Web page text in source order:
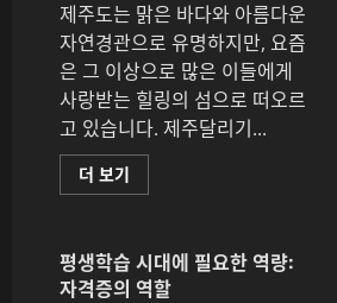
대
가
열
리
다
에
대
해
더
읽
보
제주도는 맑은 바다와 아름다운
자연경관으로 유명하지만, 요즘
은 그 이상으로 많은 이들에게
사랑받는 힐링의 섬으로 떠오르
고 있습니다. 제주달리기...
더 보기
문
스
트
가
평생학습 시대에 필요한 역량:
자격증의 역할